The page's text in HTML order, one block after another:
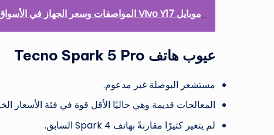
موبايل Vivo Y17 المواصفات وسعر الجهاز في الأسواق
عيوب هاتف Tecno Spark 5 Pro
مستشعر البوصلة غير مدعوم.
المعالجات قديمة وهي حاليًا الأقل قوة في فئة الأسعار
لم يتغير كثيرًا مقارنةً بهاتف Spark 4 السابق.